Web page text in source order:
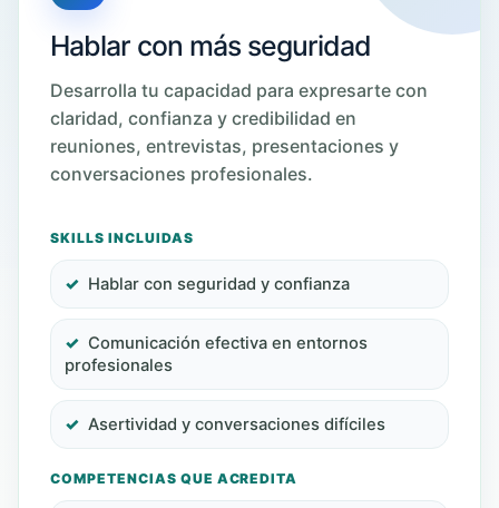
Hablar con más seguridad
Desarrolla tu capacidad para expresarte con
claridad, confianza y credibilidad en
reuniones, entrevistas, presentaciones y
conversaciones profesionales.
SKILLS INCLUIDAS
Hablar con seguridad y confianza
Comunicación efectiva en entornos
profesionales
Asertividad y conversaciones difíciles
COMPETENCIAS QUE ACREDITA